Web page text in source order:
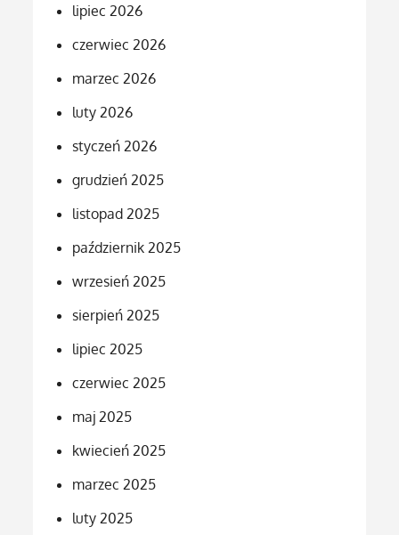
lipiec 2026
czerwiec 2026
marzec 2026
luty 2026
styczeń 2026
grudzień 2025
listopad 2025
październik 2025
wrzesień 2025
sierpień 2025
lipiec 2025
czerwiec 2025
maj 2025
kwiecień 2025
marzec 2025
luty 2025